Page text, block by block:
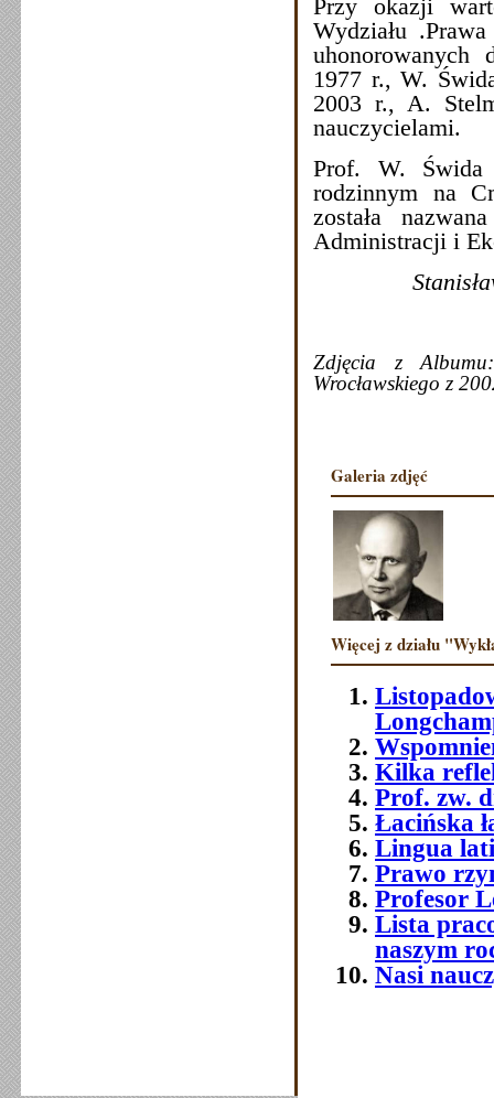
Przy okazji
Wydziału
1977 r., W.
2003 r., A.
nauczycielami.
Prof. W. Świda
rodzinnym na
została
Administracji i
Stanisław
Zdjęcia z Albumu:
Wrocławskiego z
Galeria zdjęć
Więcej z działu
Kilka
Prof. zw.
Łacińska
Lingua
Prawo
Profesor
Lista
naszym
Nasi